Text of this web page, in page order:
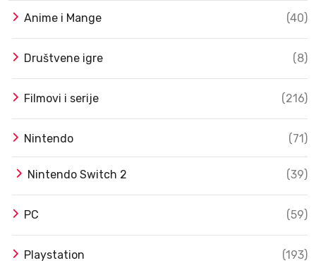
Anime i Mange (40)
Društvene igre (8)
Filmovi i serije (216)
Nintendo (71)
Nintendo Switch 2 (39)
PC (59)
Playstation (193)